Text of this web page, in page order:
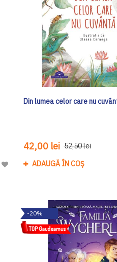
Adaugă
Dorinte
Din lumea celor care nu
42,00 lei 52,50 lei
ADAUGĂ ÎN COȘ
-20%